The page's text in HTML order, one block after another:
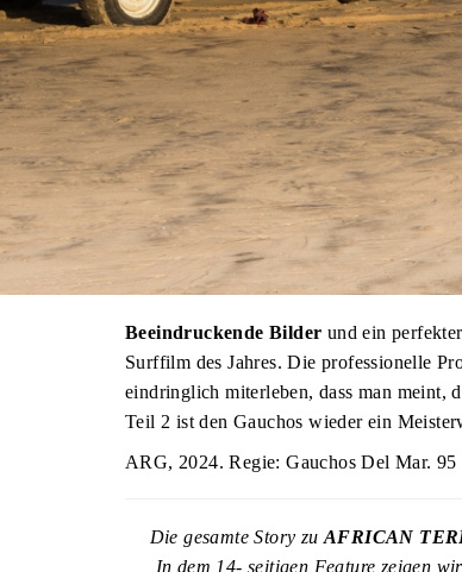
Beeindruckende Bilder und ein
Surffilm des Jahres. Die professionelle
eindringlich miterleben, dass man meint,
Teil 2 ist den Gauchos wieder ein
ARG, 2024. Regie: Gauchos Del Mar.
Die gesamte Story zuAFRICAN
In dem 14- seitigen Feature zeigen